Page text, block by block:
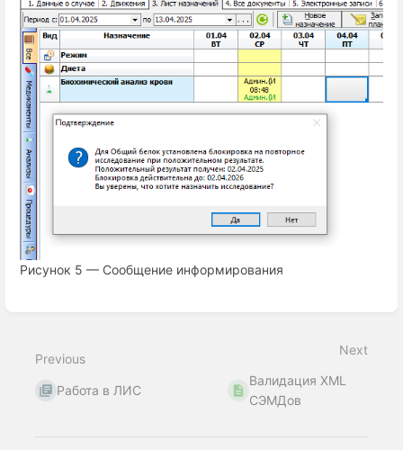
Рисунок 5 — Сообщение информирования
mode
Previous
Работа в ЛИС
Next
Валидация XML
СЭМДов